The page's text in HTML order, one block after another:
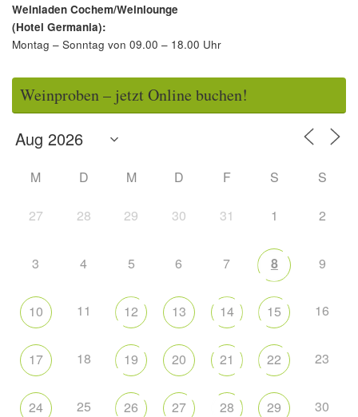
Weinladen Cochem/Weinlounge
(Hotel Germania):
Montag – Sonntag von 09.00 – 18.00 Uhr
Weinproben – jetzt Online buchen!
M D M D F S S
27 28 29 30 31 1 2
3 4 5 6 7 8 9
10 11 12 13 14 15 16
17 18 19 20 21 22 23
24 25 26 27 28 29 30